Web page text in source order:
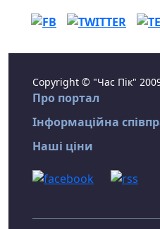
Copyright © "Час Пік"
Про портал
Інформаційна
Наші ціни